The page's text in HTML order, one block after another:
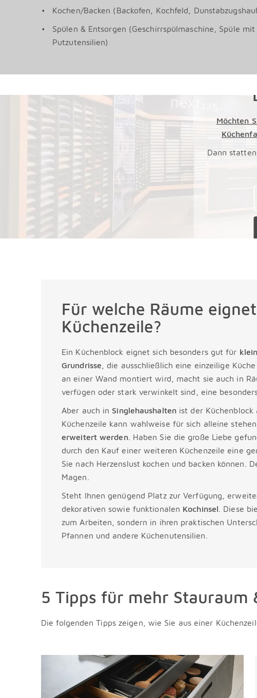
Kochen/Backen (Backofen, Kochfeld,
Spülen & Entsorgen (Geschirrspülmaschine, Spüle
Putzutensilien)
Möchten
Dann
Für welche Räume
Küchenzeile?
Ein Küchenblock eignet sich besonders gut für
Grundrisse , die ausschließlich eine einzeilige
an einer Wand montiert wird, macht sie auch in
verfügen oder stark verwinkelt sind, eine
Aber auch in Singlehaushaltenist der Küchenblock
Küchenzeile kann wahlweise für sich alleine
erweitert werden. Haben Sie die große Liebe
durch den Kauf einer weiteren Küchenzeile eine
Sie nach Herzenslust kochen und backen können.
Magen.
Steht Ihnen genügend Platz zur Verfügung,
dekorativen sowie funktionalen Kochinsel . Diese
zum Arbeiten, sondern in ihren praktischen
Pfannen und andere Küchenutensilien.
5 Tipps für mehr Stauraum
Die folgenden Tipps zeigen, wie Sie aus einer